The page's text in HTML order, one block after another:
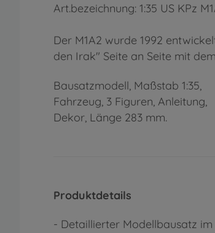
Art.bezeichnung: 1:35 US KPz
Der M1A2 wurde 1992
den Irak" Seite an Seite mit
Bausatzmodell, Maßstab 1:35,
Fahrzeug, 3 Figuren, Anleitung,
Dekor, Länge 283 mm.
Produktdetails
- Detaillierter Modellbausatz im